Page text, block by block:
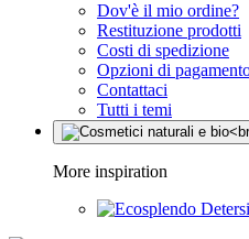
Dov'è il mio ordine?
Restituzione prodotti
Costi di spedizione
Opzioni di
Contattaci
Tutti i temi
More inspiration